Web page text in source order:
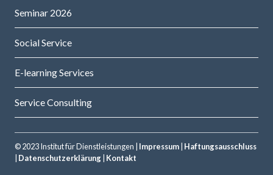
Seminar 2026
Social Service
E-learning Services
Service Consulting
© 2023 Institut für Dienstleistungen | Impressum Haftungsausschluss
Datenschutzerklärung Kontakt